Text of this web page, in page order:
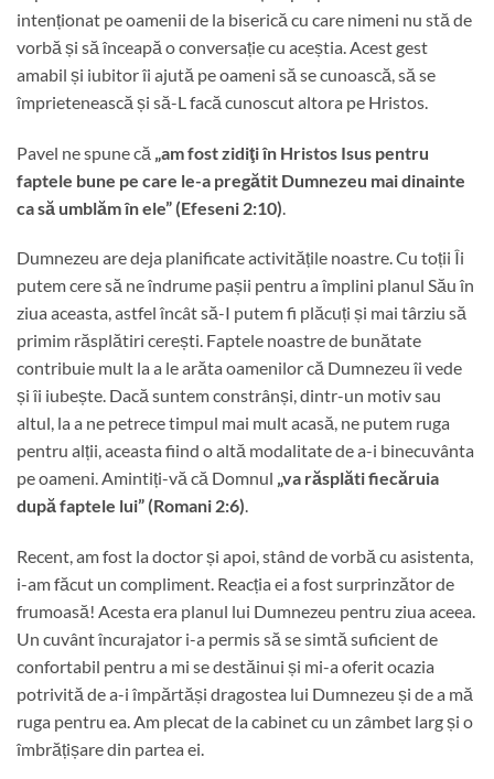
intenționat pe oamenii de la biserică cu care nimeni nu stă de
vorbă și să înceapă o conversație cu aceștia. Acest gest
amabil și iubitor îi ajută pe oameni să se cunoască, să se
împrietenească și să-L facă cunoscut altora pe Hristos.
Pavel ne spune că „am fost zidiţi în Hristos Isus pentru
faptele bune pe care le-a pregătit Dumnezeu mai dinainte
ca să umblăm în ele” (Efeseni 2:10)
Dumnezeu are deja planificate activitățile noastre. Cu toții Îi
putem cere să ne îndrume pașii pentru a împlini planul Său în
ziua aceasta, astfel încât să-I putem fi plăcuți și mai târziu să
primim răsplătiri cerești. Faptele noastre de bunătate
contribuie mult la a le arăta oamenilor că Dumnezeu îi vede
și îi iubește. Dacă suntem constrânși, dintr-un motiv sau
altul, la a ne petrece timpul mai mult acasă, ne putem ruga
pentru alții, aceasta fiind o altă modalitate de a-i binecuvânta
pe oameni. Amintiți-vă că Domnul „va răsplăti fiecăruia
după faptele lui” (Romani 2:6).
Recent, am fost la doctor și apoi, stând de vorbă cu asistenta,
i-am făcut un compliment. Reacția ei a fost surprinzător de
frumoasă! Acesta era planul lui Dumnezeu pentru ziua aceea.
Un cuvânt încurajator i-a permis să se simtă suficient de
confortabil pentru a mi se destăinui și mi-a oferit ocazia
potrivită de a-i împărtăși dragostea lui Dumnezeu și de a mă
ruga pentru ea. Am plecat de la cabinet cu un zâmbet larg și o
îmbrățișare din partea ei.